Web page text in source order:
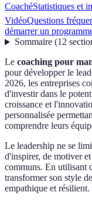
CoachéStatistiques et
VidéoQuestions
démarrer un
Sommaire(12
Le coaching pour
pour développer le
2026, les entreprises
d'investir dans le
croissance et
personnalisée
comprendre leurs
Le leadership ne se
d'inspirer, de motiver
communs. En utilisant
transformer son style
empathique et résilient.